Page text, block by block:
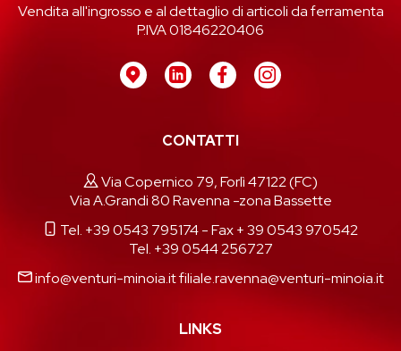
Vendita all'ingrosso e al dettaglio di articoli da ferramenta
P.IVA 01846220406
CONTATTI
Via Copernico 79, Forlì 47122 (FC)
Via A.Grandi 80 Ravenna -zona Bassette
Tel. +39 0543 795174- Fax + 39 0543 970542
Tel. +39 0544 256727
info@venturi-minoia.itfiliale.ravenna@venturi-minoia.it
LINKS